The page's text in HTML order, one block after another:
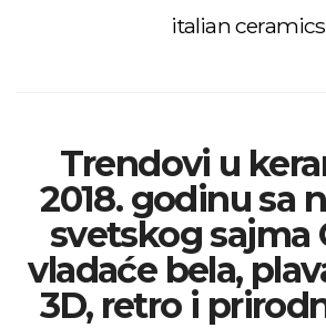
italian ceramics
Trendovi u
2018. godinu sa
svetskog sajma
vladaće bela,
3D, retro i